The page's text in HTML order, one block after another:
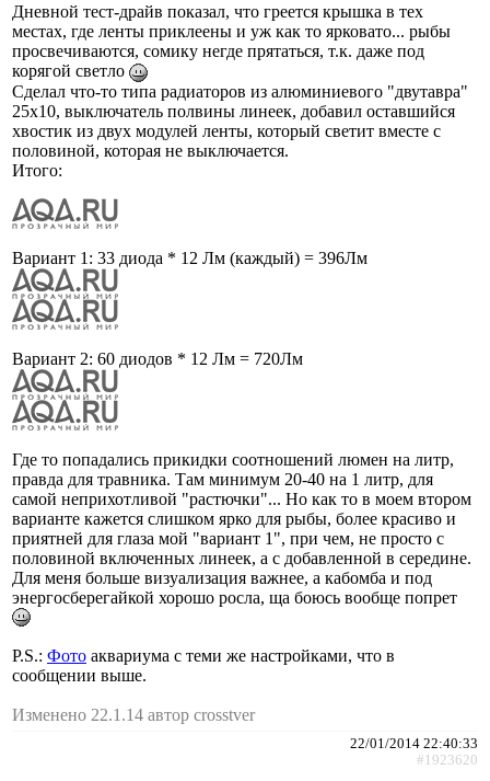
Дневной тест-драйв показал, что греется крышка в тех
местах, где ленты приклеены и уж как то ярковато... рыбы
просвечиваются, сомику негде прятаться, т.к. даже под
корягой светло
Сделал что-то типа радиаторов из алюминиевого "двутавра"
25х10, выключатель полвины линеек, добавил оставшийся
хвостик из двух модулей ленты, который светит вместе с
половиной, которая не выключается.
Итого:
Вариант 1: 33 диода * 12 Лм (каждый) = 396Лм
Вариант 2: 60 диодов * 12 Лм = 720Лм
Где то попадались прикидки соотношений люмен на литр,
правда для травника. Там минимум 20-40 на 1 литр, для
самой неприхотливой "растючки"... Но как то в моем втором
варианте кажется слишком ярко для рыбы, более красиво и
приятней для глаза мой "вариант 1", при чем, не просто с
половиной включенных линеек, а с добавленной в середине.
Для меня больше визуализация важнее, а кабомба и под
энергосберегайкой хорошо росла, ща боюсь вообще попрет
P.S.: Фото аквариума с теми же настройками, что в
сообщении выше.
Изменено 22.1.14 автор crosstver
22/01/2014 22:40:33
#1923620